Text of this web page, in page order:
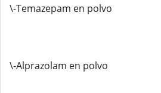
\-Temazepam en polvo
\-Alprazolam en polvo